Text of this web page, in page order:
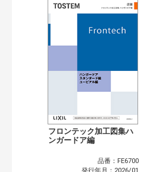
フロンテック加工図集ハ
ンガードア編
品番：FE6700
発行年月：2026/01